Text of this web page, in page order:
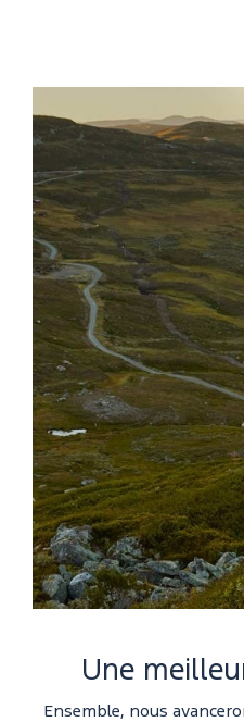
Une
Ensemble, nous